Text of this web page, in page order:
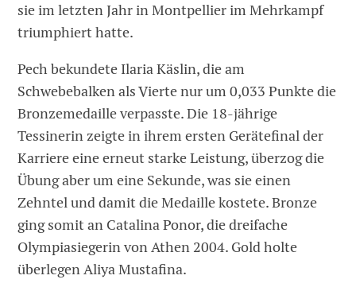
sie im letzten Jahr in Montpellier im Mehrkampf
triumphiert hatte.
Pech bekundete Ilaria Käslin, die am
Schwebebalken als Vierte nur um 0,033 Punkte die
Bronzemedaille verpasste. Die 18-jährige
Tessinerin zeigte in ihrem ersten Gerätefinal der
Karriere eine erneut starke Leistung, überzog die
Übung aber um eine Sekunde, was sie einen
Zehntel und damit die Medaille kostete. Bronze
ging somit an Catalina Ponor, die dreifache
Olympiasiegerin von Athen 2004. Gold holte
überlegen Aliya Mustafina.